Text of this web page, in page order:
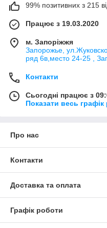
99% позитивних з 215
Працює з 19.03.2020
м. Запоріжжя
Запорожье,
ряд 6в,место 24-25 ,
Контакти
Сьогодні працює з
Показати весь графік
Про нас
Контакти
Доставка та оплата
Графік роботи